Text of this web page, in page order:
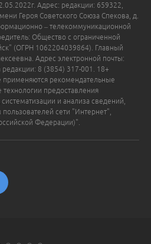
Адрес: редакции: 659322,
Героя Советского Союза Спекова, д.
– телекоммуникационной
Общество с ограниченной
(ОГРН 1062204039864). Главный
Адрес электронной почты:
редакции: 8 (3854) 317-001. 18+
рекомендательные
предоставления
и анализа сведений,
сети "Интернет",
Федерации)".